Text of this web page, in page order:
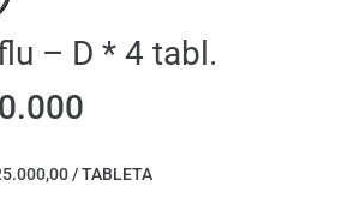
– D * 4 tabl.
/ TABLETA